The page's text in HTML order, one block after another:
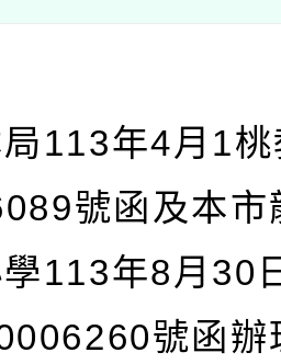
113年4月 1
號函及本市
113年8月 30
號函辦